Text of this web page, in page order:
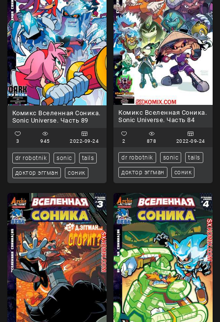
Комикс Вселенная Соника.
Sonic Universe. Часть 89
3 945 2022-09-24
dr robotnik sonic tails
доктор эггман соник
Комикс Вселенная Соника.
Sonic Universe. Часть 84
2 878 2022-09-24
dr robotnik sonic tails
доктор эггман соник